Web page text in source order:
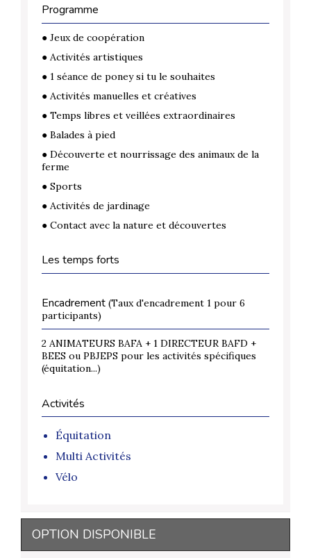
Programme
● Jeux de coopération
● Activités artistiques
● 1 séance de poney si tu le souhaites
● Activités manuelles et créatives
● Temps libres et veillées extraordinaires
● Balades à pied
● Découverte et nourrissage des animaux de la
ferme
● Sports
● Activités de jardinage
● Contact avec la nature et découvertes
Les temps forts
Encadrement (Taux d'encadrement 1 pour 6
participants)
2 ANIMATEURS BAFA + 1 DIRECTEUR BAFD +
BEES ou PBJEPS pour les activités spécifiques
(équitation...)
Activités
Équitation
Multi Activités
Vélo
OPTION DISPONIBLE